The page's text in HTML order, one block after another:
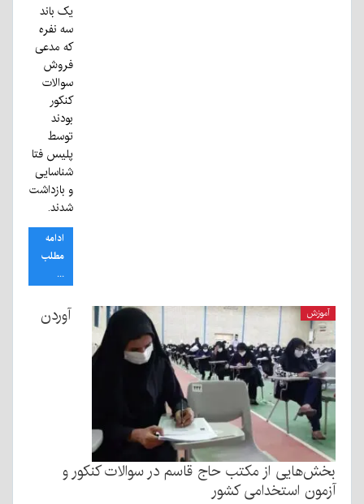
یک باند
سه نفره
که مدعی
فروش
سوالات
کنکور
بودند
توسط
پلیس فتا
شناسایی
و بازداشت
شدند.
ادامه
مطلب
...
آموزش آوردن
بخش‌هایی از مکتب حاج قاسم در سوالات کنکور و
آزمون استخدامی کشور